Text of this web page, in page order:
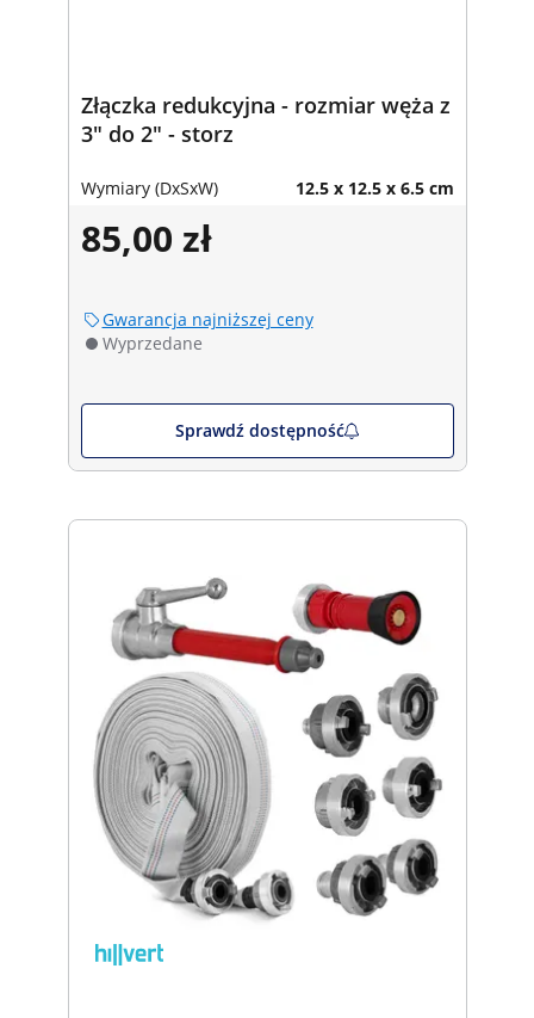
Złączka redukcyjna - rozmiar węża z
3" do 2" - storz
Wymiary (DxSxW) 12.5 x 12.5 x 6.5 cm
85,00 zł
Gwarancja najniższej ceny
Wyprzedane
Sprawdź dostępność